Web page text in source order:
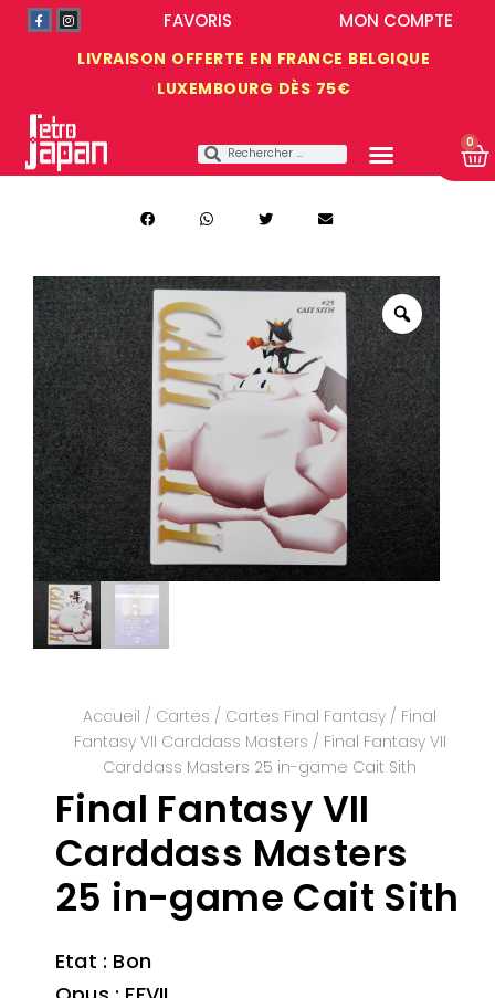
LIVRAISON OFFERTE EN FRANCE BELGIQUE
LUXEMBOURG DÈS 75€
MON COMPTE
FAVORIS
0
Accueil / Cartes / Cartes Final Fantasy / Final
Fantasy VII Carddass Masters / Final Fantasy VII
Carddass Masters 25 in-game Cait Sith
Final Fantasy VII
Carddass Masters
25 in-game Cait Sith
Etat : Bon